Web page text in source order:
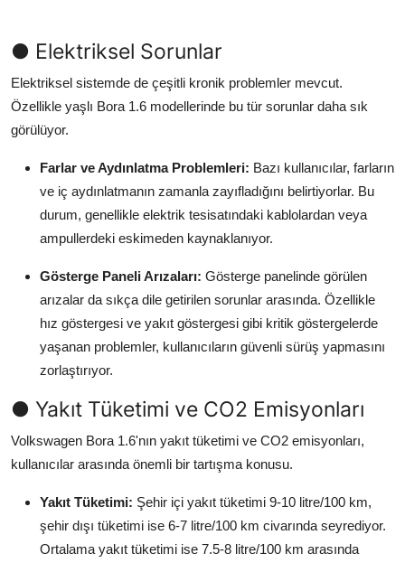
● Elektriksel Sorunlar
Elektriksel sistemde de çeşitli kronik problemler mevcut.
Özellikle yaşlı Bora 1.6 modellerinde bu tür sorunlar daha sık
görülüyor.
Farlar ve Aydınlatma Problemleri: Bazı kullanıcılar, farların
ve iç aydınlatmanın zamanla zayıfladığını belirtiyorlar. Bu
durum, genellikle elektrik tesisatındaki kablolardan veya
ampullerdeki eskimeden kaynaklanıyor.
Gösterge Paneli Arızaları: Gösterge panelinde görülen
arızalar da sıkça dile getirilen sorunlar arasında. Özellikle
hız göstergesi ve yakıt göstergesi gibi kritik göstergelerde
yaşanan problemler, kullanıcıların güvenli sürüş yapmasını
zorlaştırıyor.
● Yakıt Tüketimi ve CO2 Emisyonları
Volkswagen Bora 1.6'nın yakıt tüketimi ve CO2 emisyonları,
kullanıcılar arasında önemli bir tartışma konusu.
Yakıt Tüketimi: Şehir içi yakıt tüketimi 9-10 litre/100 km,
şehir dışı tüketimi ise 6-7 litre/100 km civarında seyrediyor.
Ortalama yakıt tüketimi ise 7.5-8 litre/100 km arasında